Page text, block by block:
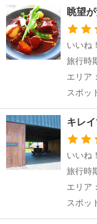
眺望
いいね
旅行時
エリア
スポッ
キレ
いいね
旅行時
エリア
スポッ